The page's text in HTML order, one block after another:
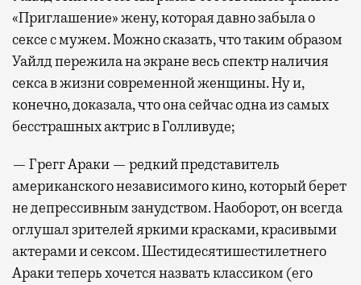
«Приглашение» жену, которая давно забыла о
сексе с мужем. Можно сказать, что таким образом
Уайлд пережила на экране весь спектр наличия
секса в жизни современной женщины. Ну и,
конечно, доказала, что она сейчас одна из самых
бесстрашных актрис в Голливуде;
— Грегг Араки — редкий представитель
американского независимого кино, который берет
не депрессивным занудством. Наоборот, он всегда
оглушал зрителей яркими красками, красивыми
актерами и сексом. Шестидесятишестилетнего
Араки теперь хочется назвать классиком (его